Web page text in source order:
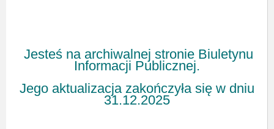
Jesteś na archiwalnej stronie Biuletynu
Informacji Publicznej.
Jego aktualizacja zakończyła się w dniu
31.12.2025